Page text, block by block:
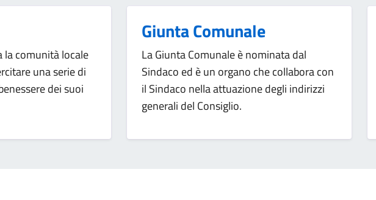
la comunità locale
una serie di
dei suoi
Giunta Comunale
La Giunta Comunale è nominata dal
Sindaco ed è un organo che collabora con
il Sindaco nella attuazione degli indirizzi
generali del Consiglio.